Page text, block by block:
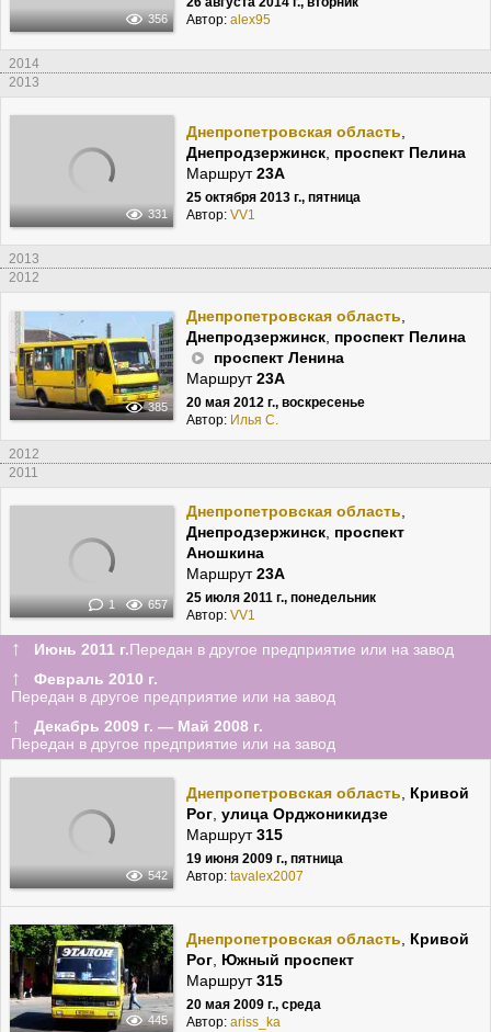
356
Автор: alex95
2014
2013
331
Днепропетровская область
Днепродзержинск, проспект Пелина
Маршрут23А
25 октября 2013 г., пятница
Автор: VV1
2013
2012
385
Днепропетровская область
Днепродзержинск, проспект Пелина
проспект Ленина
Маршрут23А
20 мая 2012 г., воскресенье
Автор: Илья С.
2012
2011
1 657
Днепропетровская область
Днепродзержинск, проспект
Аношкина
Маршрут23А
25 июля 2011 г., понедельник
Автор: VV1
↑ Июнь 2011 г.Передан в другое предприятие или на завод
↑
Февраль 2010 г.
Передан в другое предприятие или на завод
↑
Декабрь 2009 г. — Май 2008 г.
Передан в другое предприятие или на завод
542
Днепропетровская область
Кривой
Рог, улица Орджоникидзе
Маршрут315
19 июня 2009 г., пятница
Автор: tavalex2007
445
Днепропетровская область, Кривой
Рог, Южный проспект
Маршрут315
20 мая 2009 г., среда
Автор: ariss_ka